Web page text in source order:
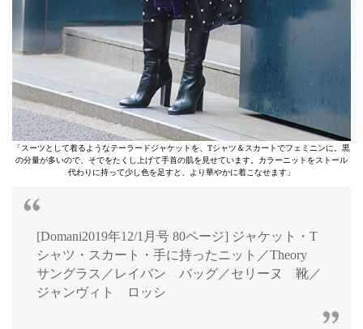
「スーツとして着るようなテーラードジャケットを、Tシャツ＆スカートでフェミニンに。黒
の分量が多いので、そでをたくし上げて手首の肌を見せています。カラーニットをストール
代わりに持って少し色を足すと、より華やかに着こなせます」
[Domani2019年12/1月号 80ページ] ジャケット・T
シャツ・スカート・手に持ったニット／Theory
サングラス／レイバン バッグ／セリーヌ 靴／
ジャンヴィト ロッシ